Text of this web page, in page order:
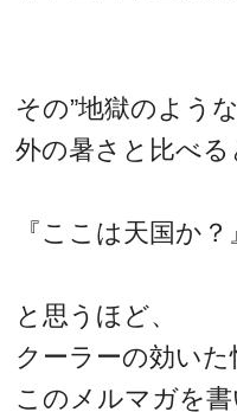
その”地獄のよう
外の暑さと比べる
『ここは天国か？
と思うほど、
クーラーの効い
このメルマガを書